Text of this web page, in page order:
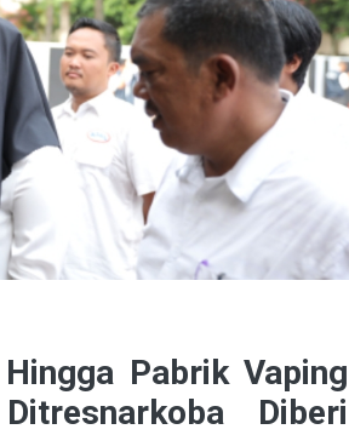
Pabrik Vaping
Diberi